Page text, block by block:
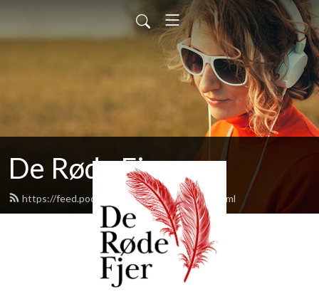
De Røde Fjer
https://feed.podbean.com/deroedefjer/feed.xml